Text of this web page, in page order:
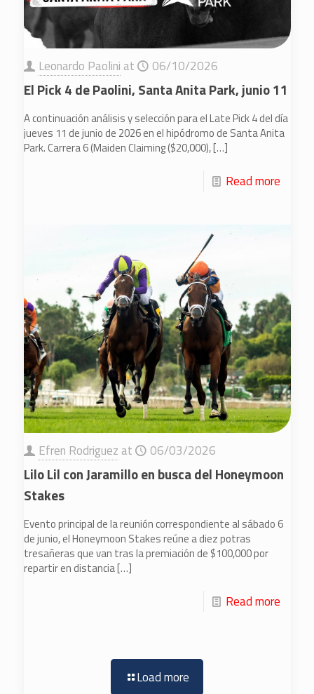
Leonardo Paolini at 06/10/2026
El Pick 4 de Paolini, Santa Anita Park, junio 11
A continuación análisis y selección para el Late Pick 4 del día
jueves 11 de junio de 2026 en el hipódromo de Santa Anita
Park. Carrera 6 (Maiden Claiming ($20,000),[…]
Read more
Efren Rodriguez at 06/03/2026
Lilo Lil con Jaramillo en busca del Honeymoon
Stakes
Evento principal de la reunión correspondiente al sábado 6
de junio, el Honeymoon Stakes reúne a diez potras
tresañeras que van tras la premiación de $100,000 por
repartir en distancia[…]
Read more
Load more